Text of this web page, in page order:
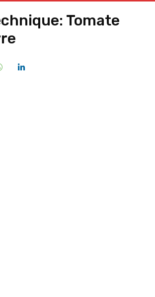
Tomate